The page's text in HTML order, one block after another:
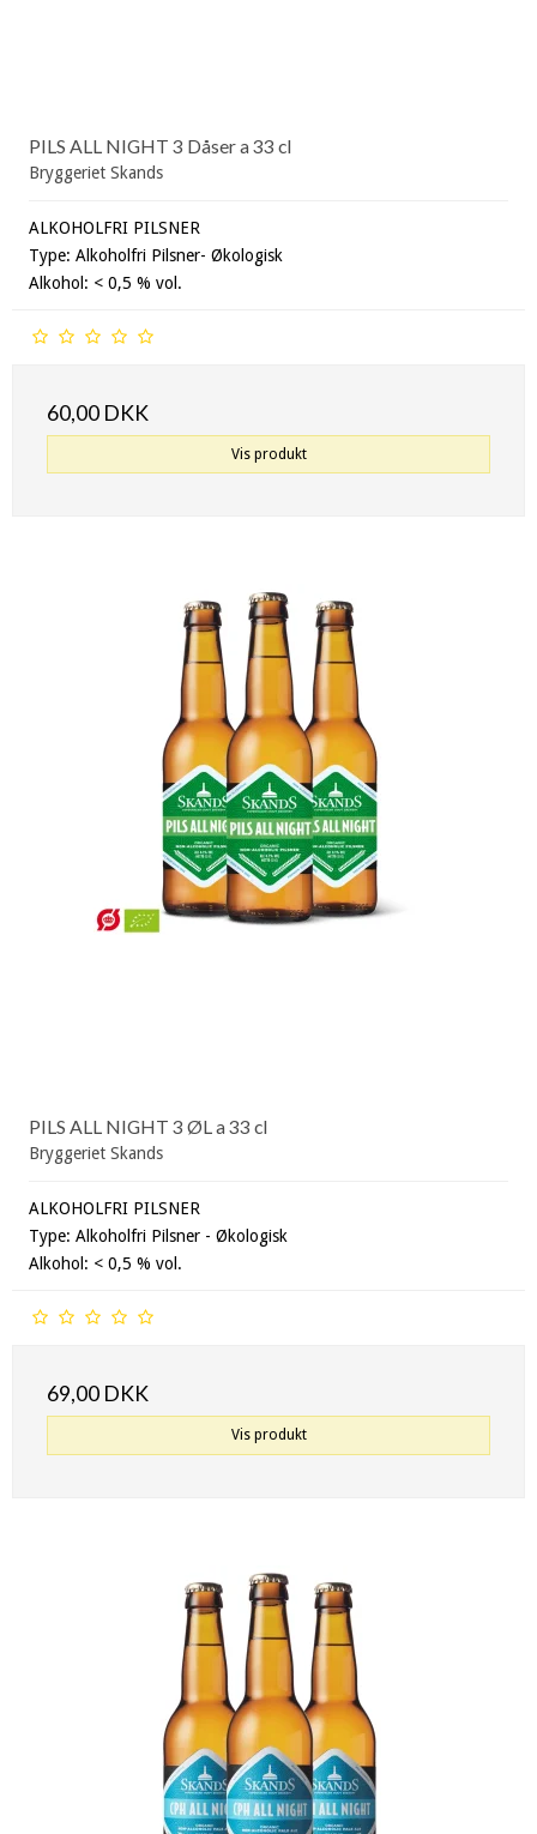
PILS ALL NIGHT 3 Dåser a 33 cl
Bryggeriet Skands
ALKOHOLFRI PILSNER
Type: Alkoholfri Pilsner- Økologisk
Alkohol: < 0,5 % vol.
60,00 DKK
Vis produkt
PILS ALL NIGHT 3 ØL a 33 cl
Bryggeriet Skands
ALKOHOLFRI PILSNER
Type: Alkoholfri Pilsner - Økologisk
Alkohol: < 0,5 % vol.
69,00 DKK
Vis produkt